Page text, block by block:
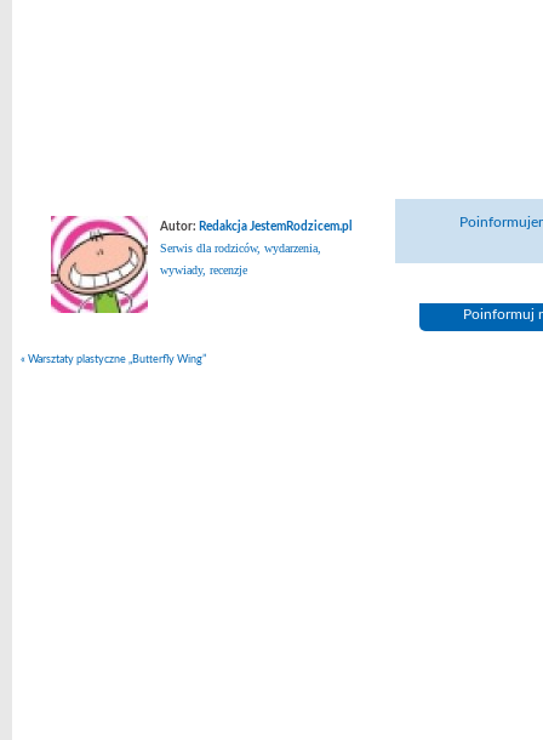
Autor: Redakcja JestemRodzicem.pl
Serwis dla rodziców, wydarzenia,
wywiady, recenzje
Poinformuj
« Warsztaty plastyczne „Butterfly Wing”